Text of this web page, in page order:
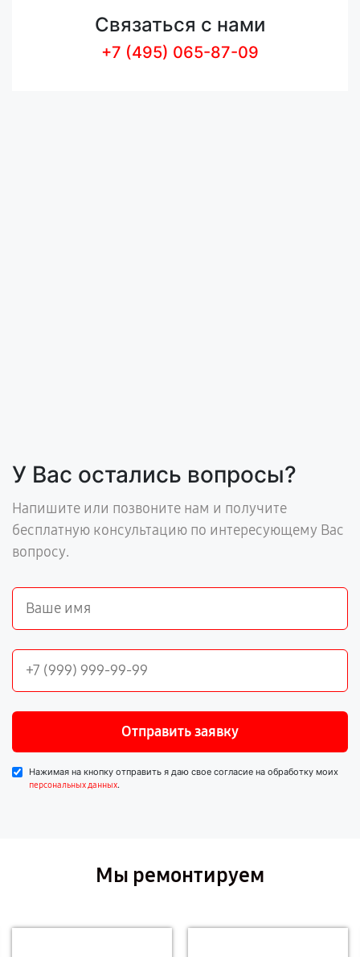
Связаться с нами
+7 (495) 065-87-09
У Вас остались вопросы?
Напишите или позвоните нам и получите
бесплатную консультацию по интересующему Вас
вопросу.
Отправить заявку
Нажимая на кнопку отправить я даю свое согласие на обработку моих
персональных данных.
Мы ремонтируем